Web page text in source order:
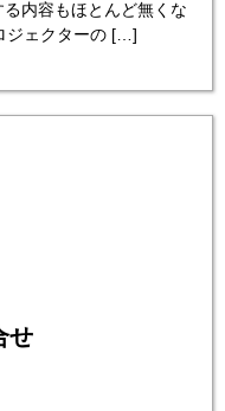
内容もほとんど無くな
ジェクターの […]
せ